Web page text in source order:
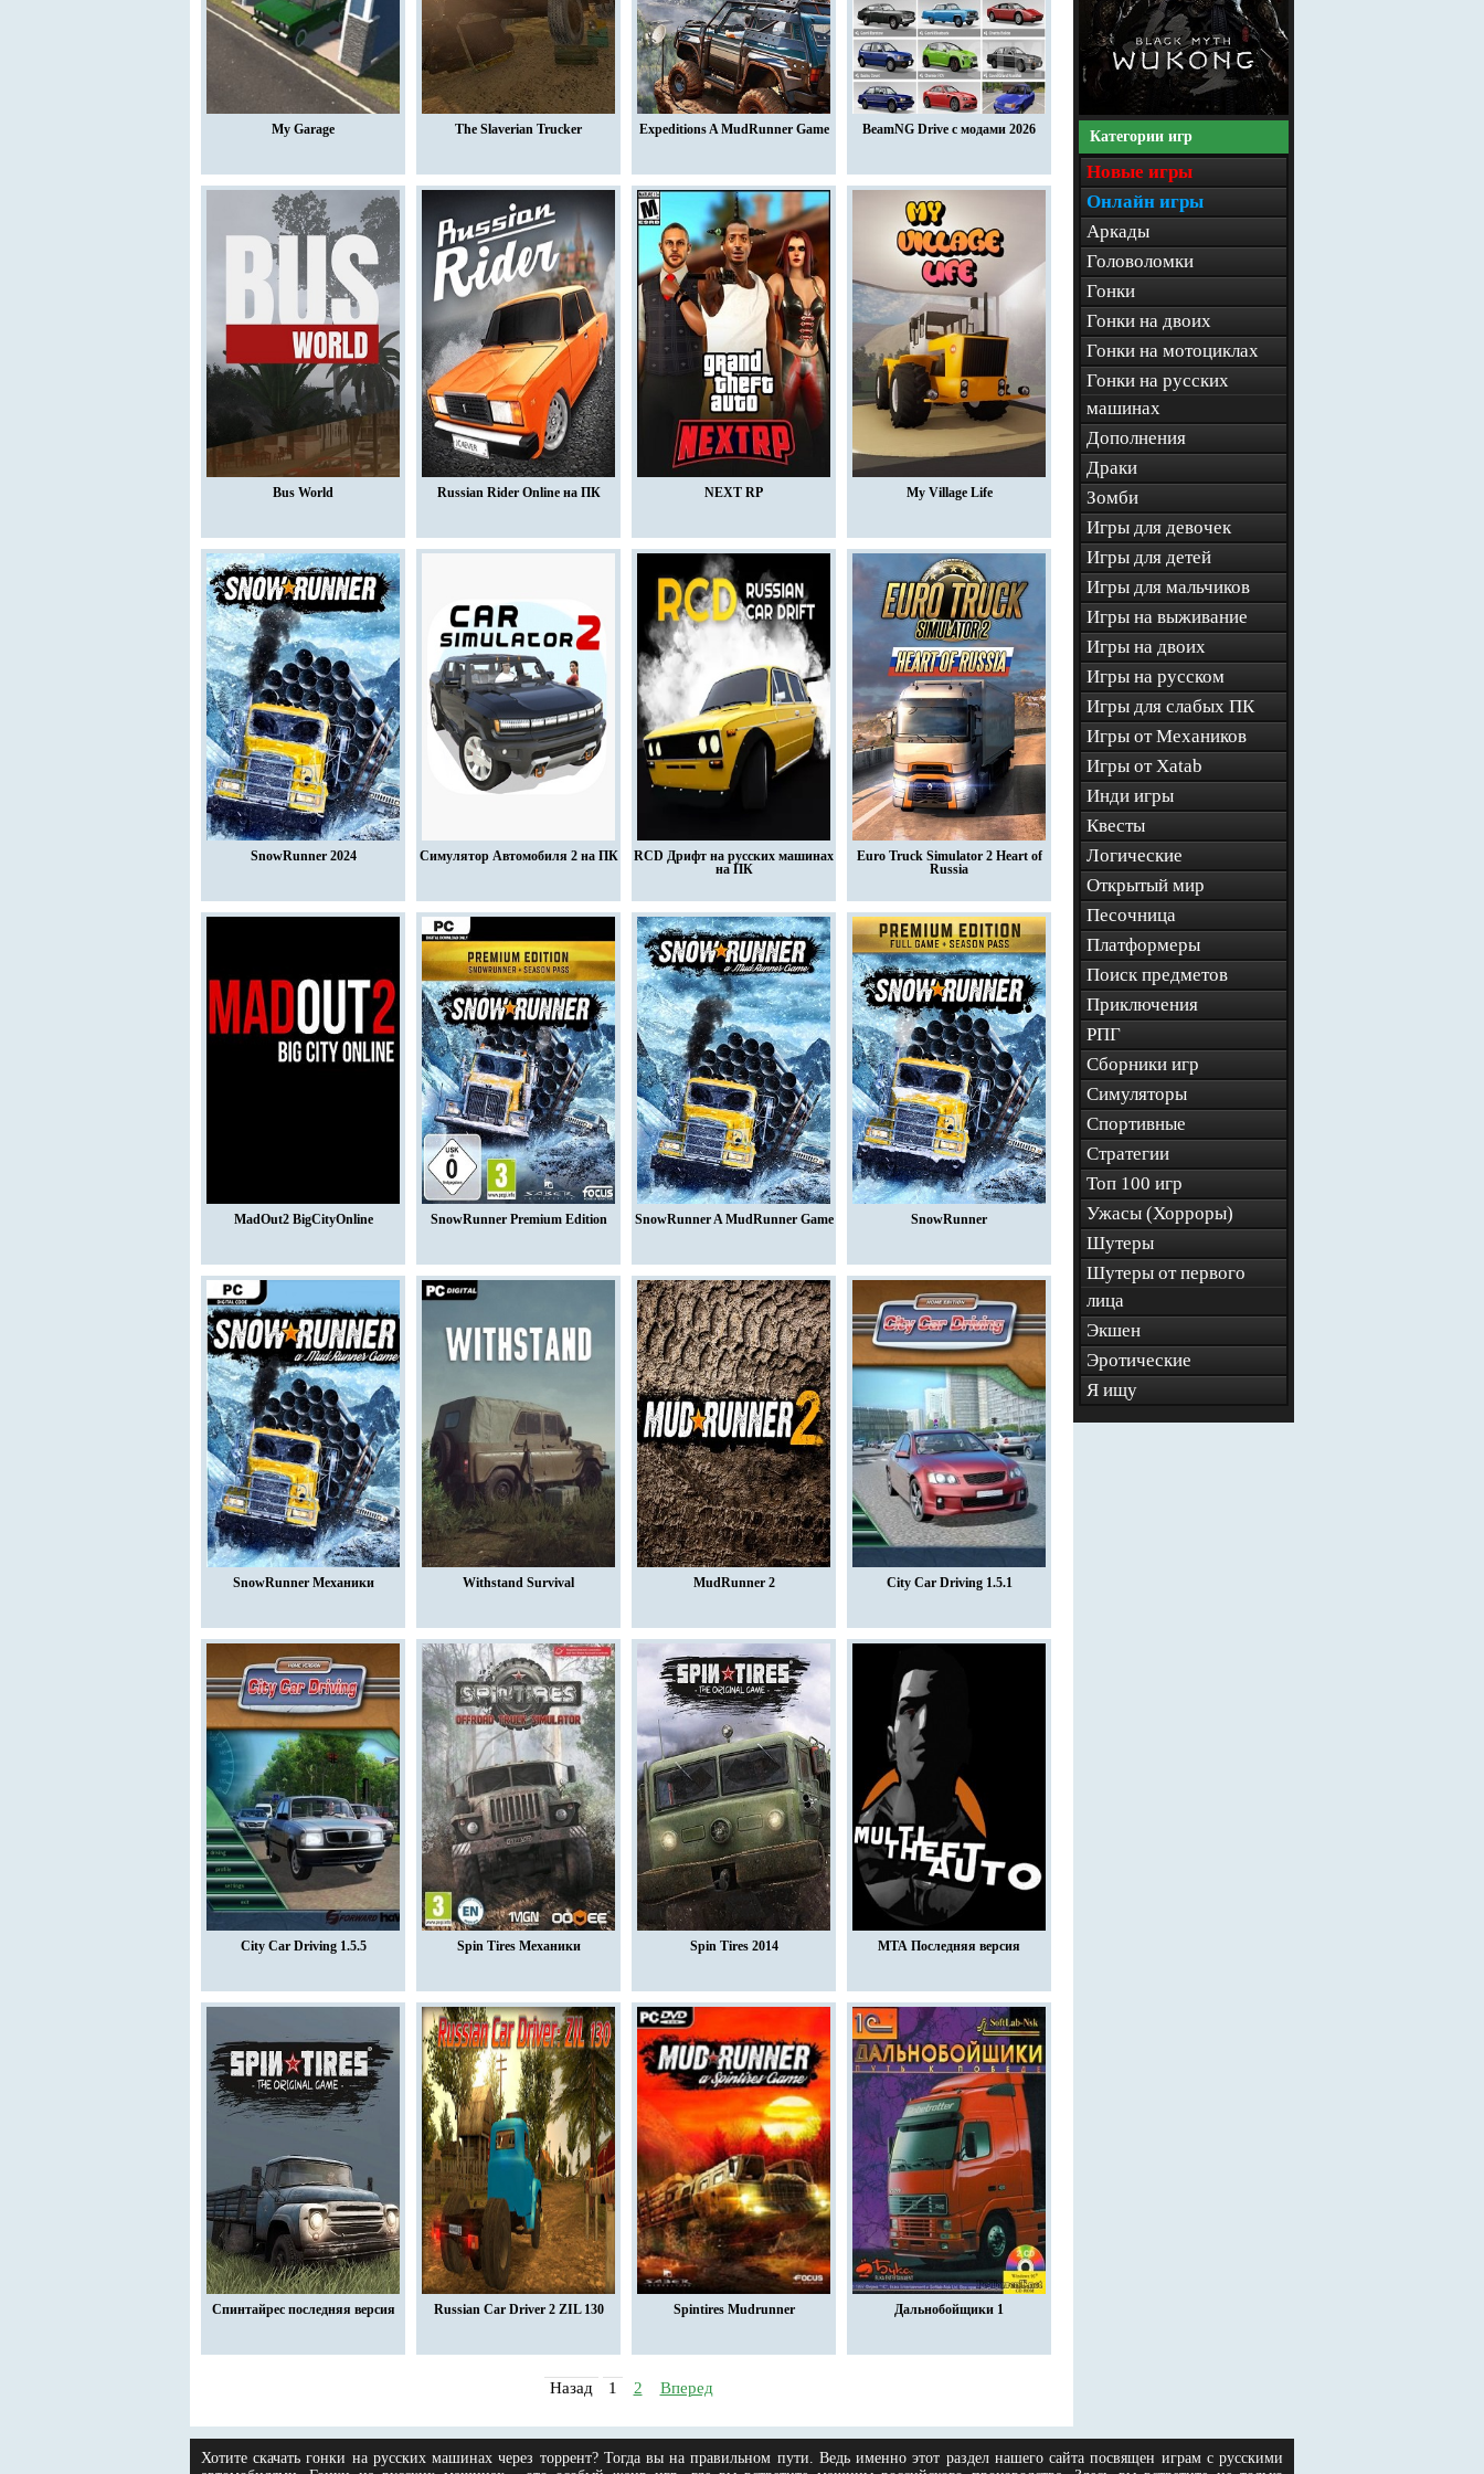
My Garage The Slaverian Trucker Expeditions A MudRunner Game BeamNG Drive с модами 2026
Bus World Russian Rider Online на ПК NEXT RP My Village Life
SnowRunner 2024 Симулятор Автомобиля 2 на ПК
RCD Дрифт на русских машинах
на ПК
Euro Truck Simulator 2 Heart of
Russia
MadOut2 BigCityOnline SnowRunner Premium Edition SnowRunner A MudRunner Game SnowRunner
SnowRunner Механики Withstand Survival MudRunner 2 City Car Driving 1.5.1
City Car Driving 1.5.5 Spin Tires Механики Spin Tires 2014 МТА Последняя версия
Спинтайрес последняя версия Russian Car Driver 2 ZIL 130 Spintires Mudrunner Дальнобойщики 1
Назад 1 2 Вперед
Категории игр
Новые игры
Онлайн игры
Аркады
Головоломки
Гонки
Гонки на двоих
Гонки на мотоциклах
Гонки на русских
машинах
Дополнения
Драки
Зомби
Игры для девочек
Игры для детей
Игры для мальчиков
Игры на выживание
Игры на двоих
Игры на русском
Игры для слабых ПК
Игры от Механиков
Игры от Xatab
Инди игры
Квесты
Логические
Открытый мир
Песочница
Платформеры
Поиск предметов
Приключения
РПГ
Сборники игр
Симуляторы
Спортивные
Стратегии
Топ 100 игр
Ужасы (Хорроры)
Шутеры
Шутеры от первого
лица
Экшен
Эротические
Я ищу
Хотите скачать гонки на русских машинах через торрент? Тогда вы на правильном пути. Ведь именно этот раздел нашего сайта посвящен играм с русскими